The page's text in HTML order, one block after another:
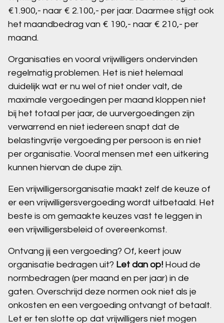
€1.900,- naar € 2.100,- per jaar. Daarmee stijgt ook
het maandbedrag van € 190,- naar € 210,- per
maand.
Organisaties en vooral vrijwilligers ondervinden
regelmatig problemen. Het is niet helemaal
duidelijk wat er nu wel of niet onder valt, de
maximale vergoedingen per maand kloppen niet
bij het totaal per jaar, de uurvergoedingen zijn
verwarrend en niet iedereen snapt dat de
belastingvrije vergoeding per persoon is en niet
per organisatie. Vooral mensen met een uitkering
kunnen hiervan de dupe zijn.
Een vrijwilligersorganisatie maakt zelf de keuze of
er een vrijwilligersvergoeding wordt uitbetaald. Het
beste is om gemaakte keuzes vast te leggen in
een vrijwilligersbeleid of overeenkomst.
Ontvang jij een vergoeding? Of, keert jouw
organisatie bedragen uit? Let dan op! Houd de
normbedragen (per maand en per jaar) in de
gaten. Overschrijd deze normen ook niet als je
onkosten en een vergoeding ontvangt of betaalt.
Let er ten slotte op dat vrijwilligers niet mogen